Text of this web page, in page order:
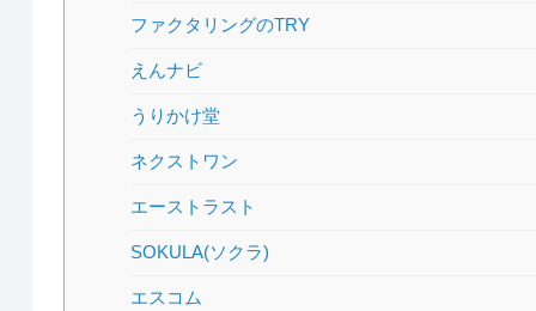
ファクタリングのTRY
えんナビ
うりかけ堂
ネクストワン
エーストラスト
SOKULA(ソクラ)
エスコム